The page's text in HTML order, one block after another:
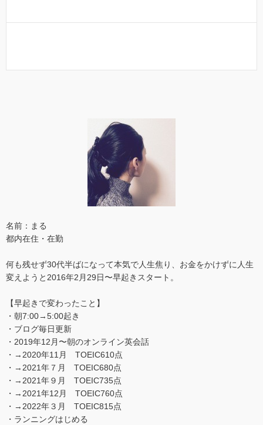
名前：まる
都内在住・在勤
何も残せず30代半ばになって本気で人生焦り、お金をかけずに人生
変えようと2016年2月29日〜早起きスタート。
【早起きで変わったこと】
・朝7:00→5:00起き
・ブログ毎日更新
・2019年12月〜朝のオンライン英会話
・→2020年11月 TOEIC610点
・→2021年７月 TOEIC680点
・→2021年９月 TOEIC735点
・→2021年12月 TOEIC760点
・→2022年３月 TOEIC815点
・ランニングはじめる